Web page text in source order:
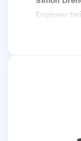
Engineer
letzten
für
Weitere